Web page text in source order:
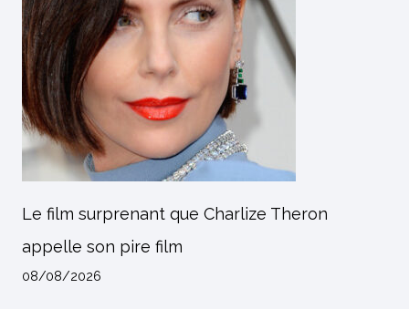
Le film surprenant que Charlize Theron
appelle son pire film
08/08/2026